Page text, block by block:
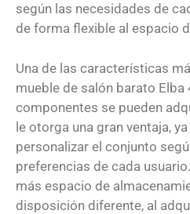
según las necesidades de
de forma flexible al espacio
Una de las características
mueble de salón barato Elba
componentes se pueden
le otorga una gran ventaja,
personalizar el conjunto
preferencias de cada
más espacio de
disposición diferente, al